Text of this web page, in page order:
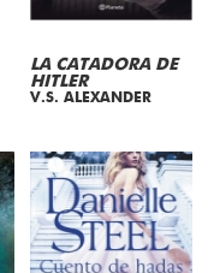
LA CATADORA DE
HITLER
V.S. ALEXANDER